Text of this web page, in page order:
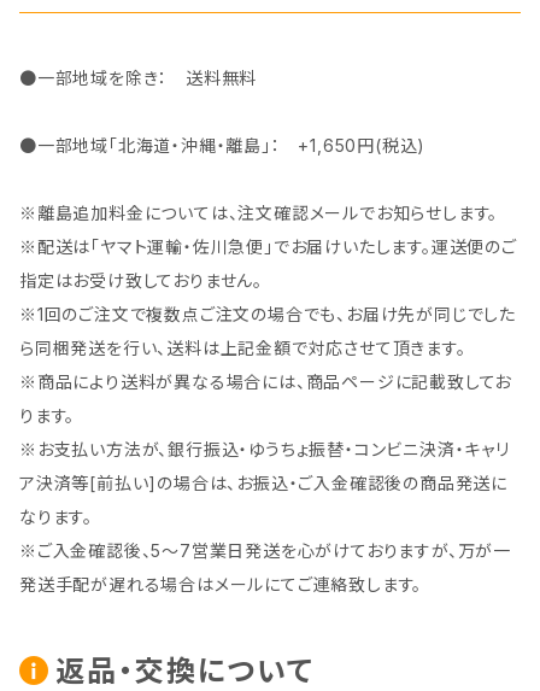
●一部地域を除き： 送料無料
●一部地域「北海道・沖縄・離島」： +1,650円(税込)
※離島追加料金については、注文確認メールでお知らせします。
※配送は「ヤマト運輸・佐川急便」でお届けいたします。運送便のご
指定はお受け致しておりません。
※1回のご注文で複数点ご注文の場合でも、お届け先が同じでした
ら同梱発送を行い、送料は上記金額で対応させて頂きます。
※商品により送料が異なる場合には、商品ページに記載致してお
ります。
※お支払い方法が、銀行振込・ゆうちょ振替・コンビニ決済・キャリ
ア決済等[前払い]の場合は、お振込・ご入金確認後の商品発送に
なります。
※ご入金確認後、5～7営業日発送を心がけておりますが、万が一
発送手配が遅れる場合はメールにてご連絡致します。
返品・交換について